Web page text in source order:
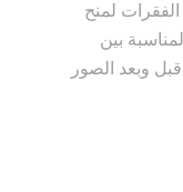
لمنح
بين
وبعد الصور